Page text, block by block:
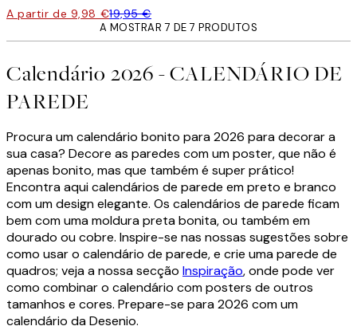
A partir de 9,98 €19,95 €
A MOSTRAR 7 DE 7 PRODUTOS
Calendário 2026 - CALENDÁRIO DE
PAREDE
Procura um calendário bonito para 2026 para decorar a
sua casa? Decore as paredes com um poster, que não é
apenas bonito, mas que também é super prático!
Encontra aqui calendários de parede em preto e branco
com um design elegante. Os calendários de parede ficam
bem com uma moldura preta bonita, ou também em
dourado ou cobre. Inspire-se nas nossas sugestões sobre
como usar o calendário de parede, e crie uma parede de
quadros; veja a nossa secção Inspiração, onde pode ver
como combinar o calendário com posters de outros
tamanhos e cores. Prepare-se para 2026 com um
calendário da Desenio.